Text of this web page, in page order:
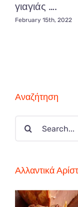
γιαγιάς ….
February 15th, 2022
Αναζήτηση
Search
Αλλαντικά